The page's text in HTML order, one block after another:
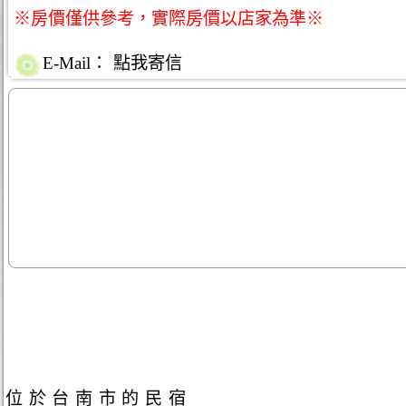
※房價僅供參考，實際房價以店家為準※
E-Mail： 點我寄信
位於台南市的民宿